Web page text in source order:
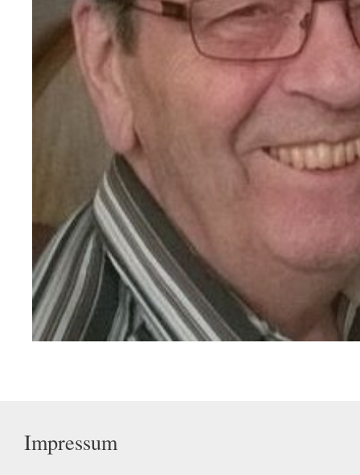
Impressum